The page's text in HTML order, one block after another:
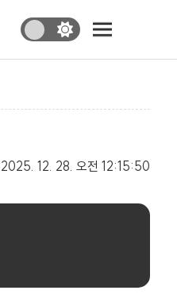
2025. 12. 28. 오전 12:15:50